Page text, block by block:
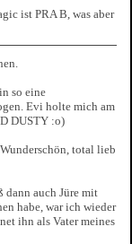
ist PRA B, was aber
so eine
Evi holte mich am
DUSTY :o)
total lieb
dann auch Jüre mit
habe, war ich wieder
ihn als Vater meines